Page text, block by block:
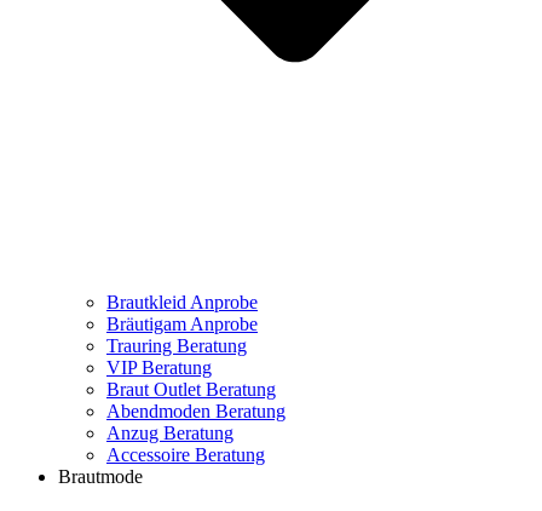
Brautkleid Anprobe
Bräutigam Anprobe
Trauring Beratung
VIP Beratung
Braut Outlet Beratung
Abendmoden Beratung
Anzug Beratung
Accessoire Beratung
Brautmode